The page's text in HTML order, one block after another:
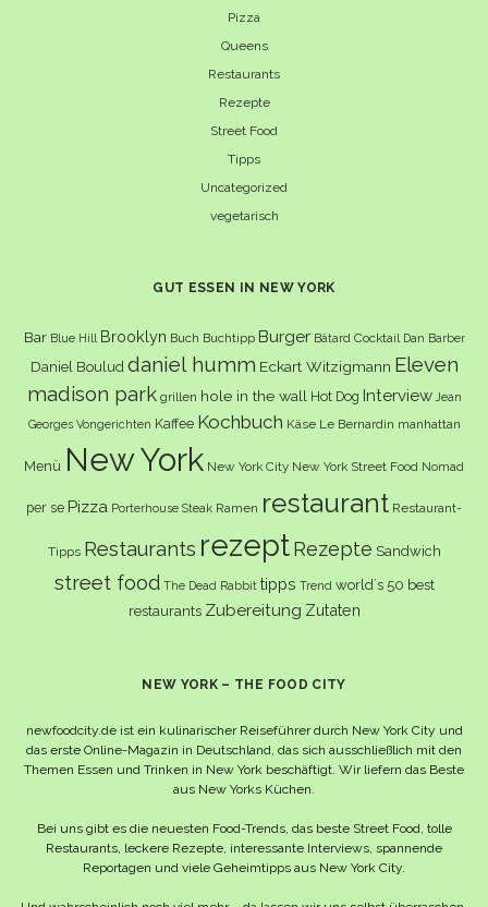
Pizza
Queens
Restaurants
Rezepte
Street Food
Tipps
Uncategorized
vegetarisch
GUT ESSEN IN NEW YORK
Bar Blue Hill Brooklyn Buch Buchtipp Burger Bâtard Cocktail Dan Barber
Daniel Boulud daniel humm Eckart Witzigmann Eleven
madison park grillen hole in the wall Hot Dog Interview Jean
Georges Vongerichten Kaffee Kochbuch Käse Le Bernardin manhattan
Menü New York New York City New York Street Food Nomad
per se Pizza Porterhouse Steak Ramen restaurant Restaurant-
Tipps Restaurants rezept Rezepte Sandwich
street food The Dead Rabbit tipps Trend world´s 50 best
restaurants Zubereitung Zutaten
NEW YORK – THE FOOD CITY
newfoodcity.de ist ein kulinarischer Reiseführer durch New York City und
das erste Online-Magazin in Deutschland, das sich ausschließlich mit den
Themen Essen und Trinken in New York beschäftigt. Wir liefern das Beste
aus New Yorks Küchen.
Bei uns gibt es die neuesten Food-Trends, das beste Street Food, tolle
Restaurants, leckere Rezepte, interessante Interviews, spannende
Reportagen und viele Geheimtipps aus New York City.